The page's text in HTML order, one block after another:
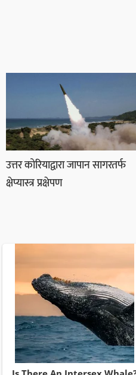
उत्तर कोरियाद्वारा जापान सागरतर्फ
क्षेप्यास्त्र प्रक्षेपण